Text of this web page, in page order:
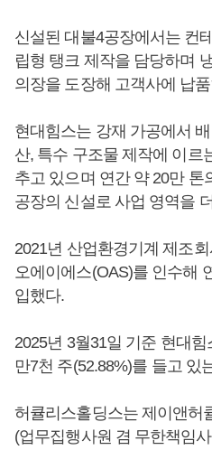
신설된 대불4공장에서는 컨
립형 탱크 제작을 담당하며
의장을 도장해 고객사에 납
현대힘스는 강재 가공에서
산, 특수 구조물 제작에 이르
추고 있으며 연간 약 20만 톤
공장의 신설로 사업 영역을
2021년 산업환경기계 제조
오에이에스(OAS)를 인수해
입했다.
2025년 3월31일 기준 현대
만7천 주(52.88%)를 들고 있
허큘리스홀딩스는 제이앤허
(업무집행사원 겸 무한책임